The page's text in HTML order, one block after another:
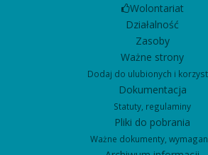
Wolontariat
Działalność
Zasoby
Ważne strony
Dodaj do ulubionych i
Dokumentacja
Statuty, regulaminy
Pliki do pobrania
Ważne dokumenty,